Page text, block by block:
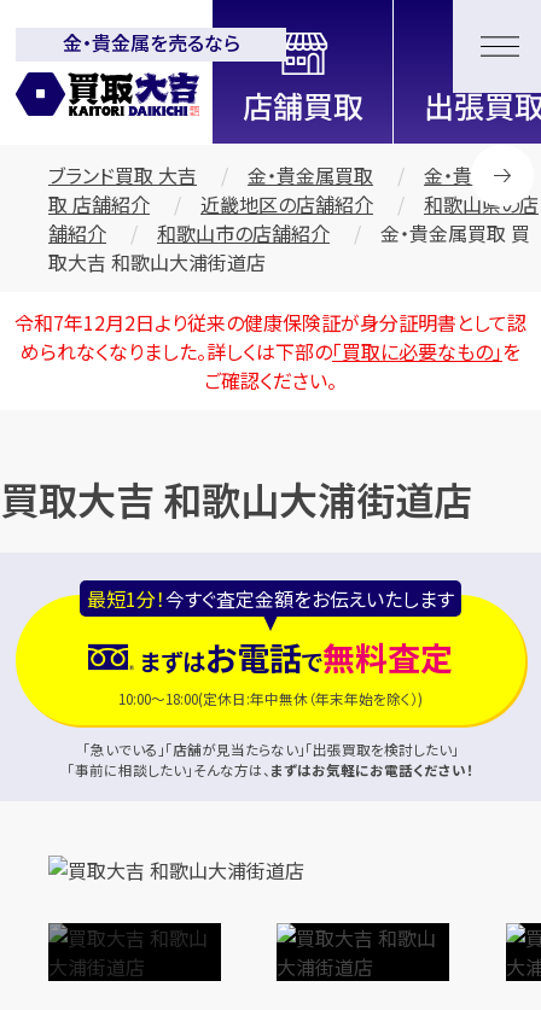
全国2200店舗以上展開中！
信頼と実績の買取専門店「買取大
吉」
金・貴金属を売るなら
ブランド買取 大吉 金・貴金属買取
金・貴金属買
取 店舗紹介
近畿地区の店舗紹介
和歌山県の店
舗紹介
和歌山市の店舗紹介
金・貴金属買取 買
取大吉 和歌山大浦街道店
令和7年12月2日より従来の健康保険証が身分証明書として認
められなくなりました。詳しくは下部の「買取に必要なもの」を
ご確認ください。
買取大吉 和歌山大浦街道店
最短1分！今すぐ査定金額をお伝えいたします
まずはお電話で無料査定
10:00～18:00(定休日:年中無休（年末年始を除く）)
「急いでいる」「店舗が見当たらない」「出張買取を検討したい」
「事前に相談したい」そんな方は、 まずはお気軽にお電話ください！